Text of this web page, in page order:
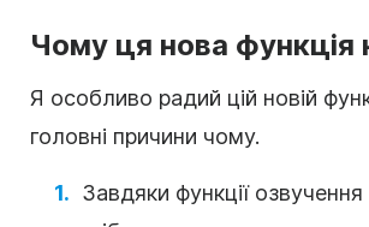
Чому ця нова функція
Я особливо радий цій новій
головні причини чому.
Завдяки функції